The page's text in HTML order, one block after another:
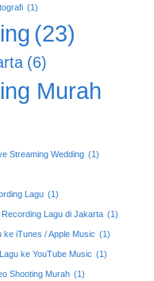
(1)
(23)
(6)
Murah
Streaming Wedding (1)
Lagu (1)
Lagu di Jakarta (1)
ke iTunes / Apple Music (1)
ke YouTube Music (1)
Shooting Murah (1)